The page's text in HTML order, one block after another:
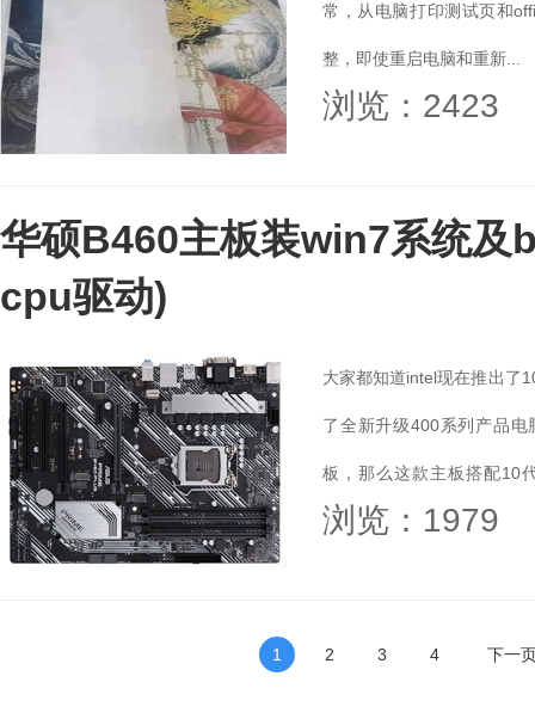
常，从电脑打印测试页和
整，即使重启电脑和重新...
浏览：2423
华硕B460主板装win7系统及
cpu驱动)
大家都知道intel现在推出了
了全新升级400系列产品
板，那么这款主板搭配10
B460+10代CPU安装Win7教
浏览：1979
1 2 3 4 下一